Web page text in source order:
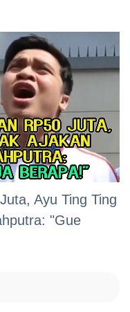
Ayu Ting Ting
"Gue